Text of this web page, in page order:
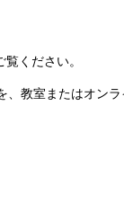
覧ください。
教室またはオン